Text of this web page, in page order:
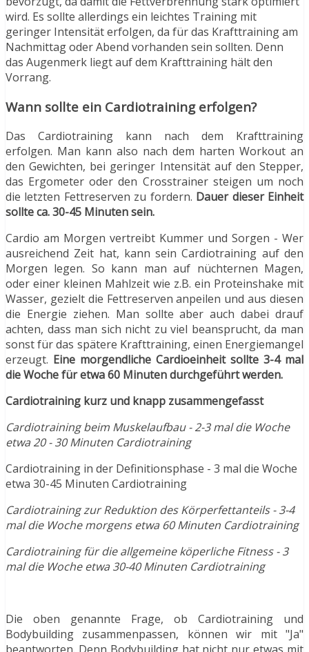
wird. Es sollte allerdings ein leichtes Training mit
geringer Intensität erfolgen, da für das Krafttraining am
Nachmittag oder Abend vorhanden sein sollten. Denn
das Augenmerk liegt auf dem Krafttraining hält den
Vorrang.
Wann sollte ein Cardiotraining erfolgen?
Das Cardiotraining kann nach dem Krafttraining
erfolgen. Man kann also nach dem harten Workout an
den Gewichten, bei geringer Intensität auf den Stepper,
das Ergometer oder den Crosstrainer steigen um noch
die letzten Fettreserven zu fordern. Dauer dieser Einheit
sollte ca. 30-45 Minuten sein.
Cardio am Morgen vertreibt Kummer und Sorgen - Wer
ausreichend Zeit hat, kann sein Cardiotraining auf den
Morgen legen. So kann man auf nüchternen Magen,
oder einer kleinen Mahlzeit wie z.B. ein Proteinshake mit
Wasser, gezielt die Fettreserven anpeilen und aus diesen
die Energie ziehen. Man sollte aber auch dabei drauf
achten, dass man sich nicht zu viel beansprucht, da man
sonst für das spätere Krafttraining, einen Energiemangel
erzeugt. Eine morgendliche Cardioeinheit sollte 3-4 mal
die Woche für etwa 60 Minuten durchgeführt werden.
Cardiotraining kurz und knapp zusammengefasst
Cardiotraining beim Muskelaufbau - 2-3 mal die Woche
etwa 20 - 30 Minuten Cardiotraining
Cardiotraining in der Definitionsphase - 3 mal die Woche
etwa 30-45 Minuten Cardiotraining
Cardiotraining zur Reduktion des Körperfettanteils - 3-4
mal die Woche morgens etwa 60 Minuten Cardiotraining
Cardiotraining für die allgemeine köperliche Fitness - 3
mal die Woche etwa 30-40 Minuten Cardiotraining
Die oben genannte Frage, ob Cardiotraining und
Bodybuilding zusammenpassen, können wir mit "Ja"
beantworten. Denn Bodybuilding hat nicht nur etwas mit